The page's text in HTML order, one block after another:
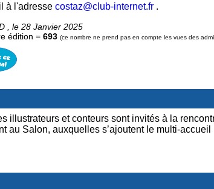
à l'adresse costaz@club-internet.fr .
, le 28 Janvier 2025
édition = 693 (ce nombre ne prend pas en compte les vues des
illustrateurs et conteurs sont invités à la
au Salon, auxquelles s’ajoutent le multi-